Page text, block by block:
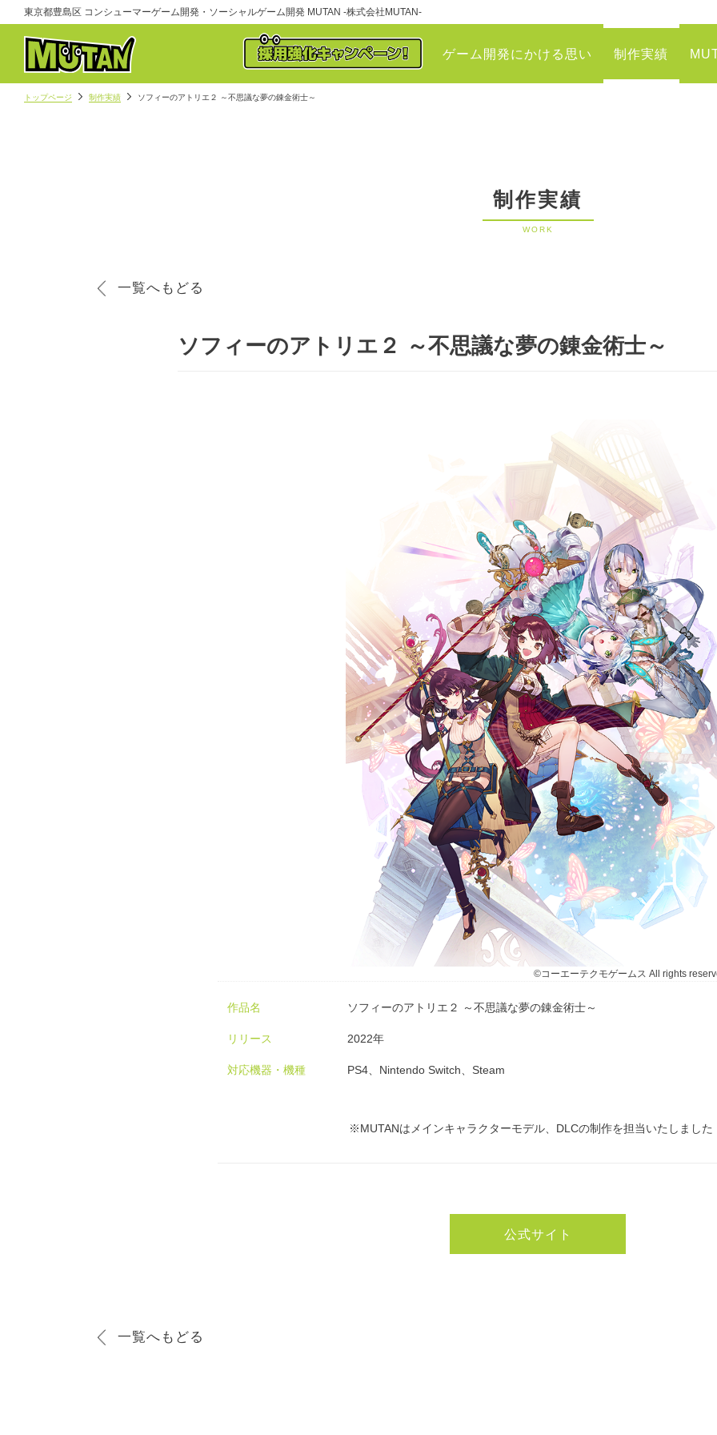
東京都豊島区 コンシューマーゲーム開発・ソーシャルゲーム開発 MUTAN -株式会社MUTAN-
ゲーム開発にかける思い 制作実績
トップページ 制作実績 ソフィーのアトリエ２ ～不思議な夢の錬金術士～
制作実績
WORK
一覧へもどる
ソフィーのアトリエ２ ～不思議な夢の錬金術士～
©コーエーテクモゲームス All rights
作品名 ソフィーのアトリエ２ ～不思議な夢の錬金術士～
リリース 2022年
対応機器・機種 PS4、Nintendo Switch、Steam
※MUTANはメインキャラクターモデル、DLCの制作を担当いたしました
公式サイト
一覧へもどる